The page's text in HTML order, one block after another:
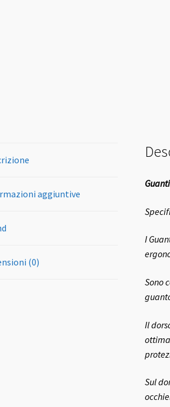
aggiuntive
(0)
I
Sono
Il
Sul